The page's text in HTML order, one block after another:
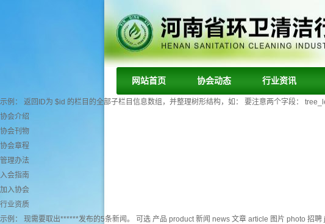
网站首页 协会动态 行业资讯
示例： 返回ID为 $id 的栏目的全部子栏目信息数组，并整理树形结构，如： 要注意两个字段：
协会介绍
协会刊物
协会章程
管理办法
入会指南
加入协会
行业资质
示例： 现需要取出******发布的5条新闻。 可选 产品 product 新闻 news 文章 article 图片 photo 招聘